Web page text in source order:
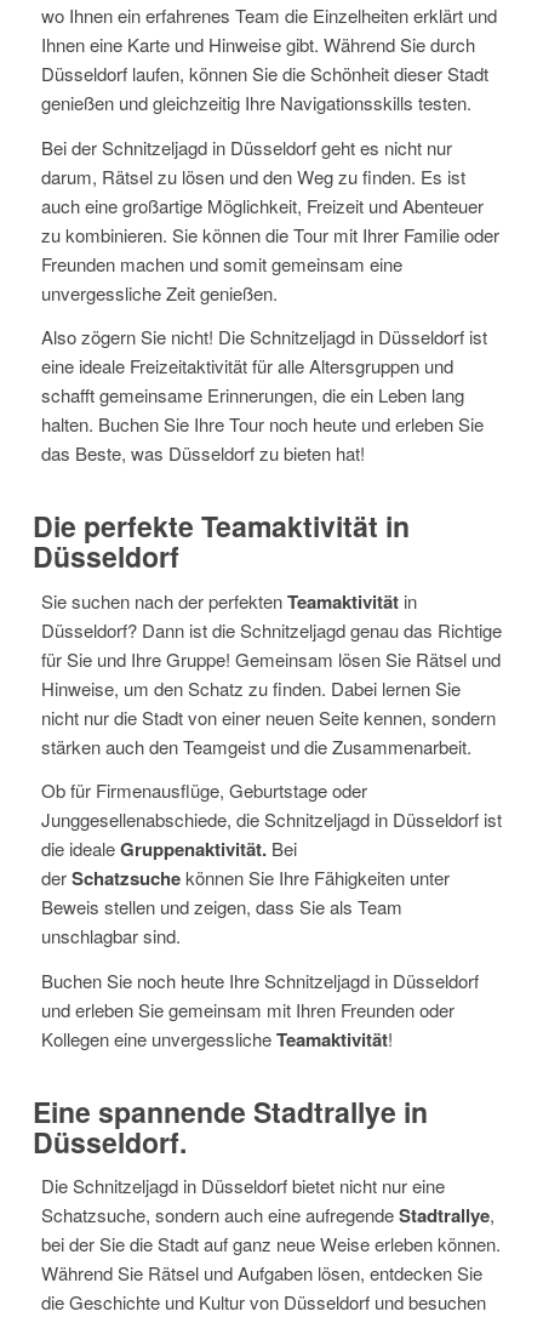
wo Ihnen ein erfahrenes Team die Einzelheiten erklärt und
Ihnen eine Karte und Hinweise gibt. Während Sie durch
Düsseldorf laufen, können Sie die Schönheit dieser Stadt
genießen und gleichzeitig Ihre Navigationsskills testen.
Bei der Schnitzeljagd in Düsseldorf geht es nicht nur
darum, Rätsel zu lösen und den Weg zu finden. Es ist
auch eine großartige Möglichkeit, Freizeit und Abenteuer
zu kombinieren. Sie können die Tour mit Ihrer Familie oder
Freunden machen und somit gemeinsam eine
unvergessliche Zeit genießen.
Also zögern Sie nicht! Die Schnitzeljagd in Düsseldorf ist
eine ideale Freizeitaktivität für alle Altersgruppen und
schafft gemeinsame Erinnerungen, die ein Leben lang
halten. Buchen Sie Ihre Tour noch heute und erleben Sie
das Beste, was Düsseldorf zu bieten hat!
Die perfekte Teamaktivität in
Düsseldorf
Sie suchen nach der perfekten Teamaktivität in
Düsseldorf? Dann ist die Schnitzeljagd genau das Richtige
für Sie und Ihre Gruppe! Gemeinsam lösen Sie Rätsel und
Hinweise, um den Schatz zu finden. Dabei lernen Sie
nicht nur die Stadt von einer neuen Seite kennen, sondern
stärken auch den Teamgeist und die Zusammenarbeit.
Ob für Firmenausflüge, Geburtstage oder
Junggesellenabschiede, die Schnitzeljagd in Düsseldorf ist
die ideale Gruppenaktivität. Bei
der Schatzsuche können Sie Ihre Fähigkeiten unter
Beweis stellen und zeigen, dass Sie als Team
unschlagbar sind.
Buchen Sie noch heute Ihre Schnitzeljagd in Düsseldorf
und erleben Sie gemeinsam mit Ihren Freunden oder
Kollegen eine unvergessliche Teamaktivität!
Eine spannende Stadtrallye in
Düsseldorf.
Die Schnitzeljagd in Düsseldorf bietet nicht nur eine
Schatzsuche, sondern auch eine aufregende Stadtrallye,
bei der Sie die Stadt auf ganz neue Weise erleben können.
Während Sie Rätsel und Aufgaben lösen, entdecken Sie
die Geschichte und Kultur von Düsseldorf und besuchen